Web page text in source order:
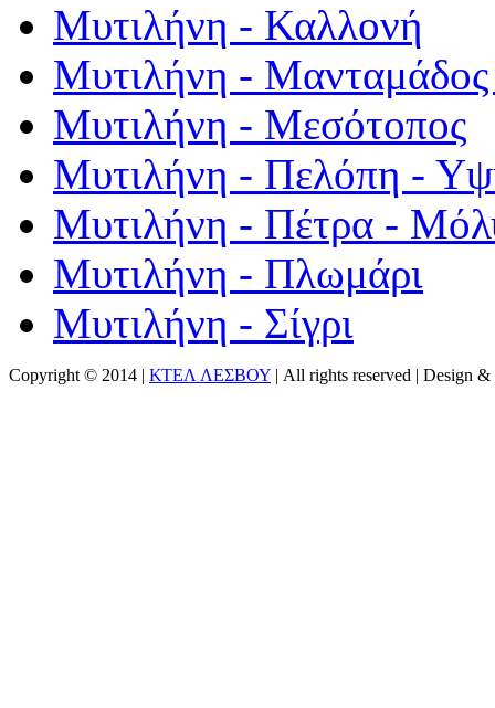
Μυτιλήνη - Καλλονή
Μυτιλήνη - Μανταμάδος
Μυτιλήνη - Μεσότοπος
Μυτιλήνη - Πελόπη -
Μυτιλήνη - Πέτρα -
Μυτιλήνη - Πλωμάρι
Μυτιλήνη - Σίγρι
Copyright © 2014 | ΚΤΕΛ ΛΕΣΒΟΥ | All rights reserved | Design &